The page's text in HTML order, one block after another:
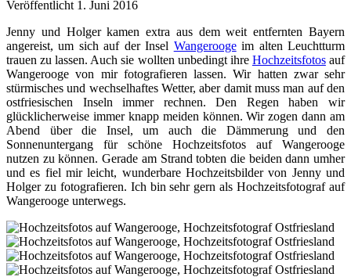
Veröffentlicht 1. Juni 2016
Jenny und Holger kamen extra aus dem weit entfernten Bayern
angereist, um sich auf der Insel Wangeroogeim alten Leuchtturm
trauen zu lassen. Auch sie wollten unbedingt ihre Hochzeitsfotosauf
Wangerooge von mir fotografieren lassen. Wir hatten zwar sehr
stürmisches und wechselhaftes Wetter, aber damit muss man auf den
ostfriesischen Inseln immer rechnen. Den Regen haben wir
glücklicherweise immer knapp meiden können. Wir zogen dann am
Abend über die Insel, um auch die Dämmerung und den
Sonnenuntergang für schöne Hochzeitsfotos auf Wangerooge
nutzen zu können. Gerade am Strand tobten die beiden dann umher
und es fiel mir leicht, wunderbare Hochzeitsbilder von Jenny und
Holger zu fotografieren. Ich bin sehr gern als Hochzeitsfotograf auf
Wangerooge unterwegs.